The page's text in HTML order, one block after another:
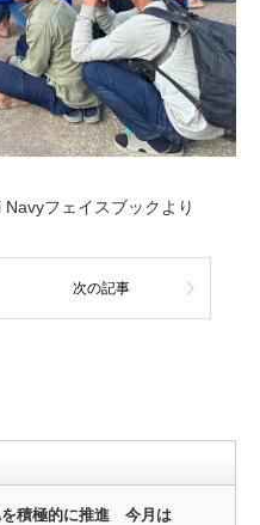
フェイスブックより
次の記事
を積極的に推進 今月は